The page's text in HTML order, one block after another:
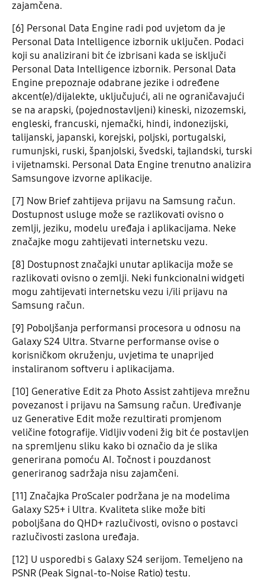
zajamčena.
[6] Personal Data Engine radi pod uvjetom da je
Personal Data Intelligence izbornik uključen. Podaci
koji su analizirani bit će izbrisani kada se isključi
Personal Data Intelligence izbornik. Personal Data
Engine prepoznaje odabrane jezike i određene
akcent(e)/dijalekte, uključujući, ali ne ograničavajući
se na arapski, (pojednostavljeni) kineski, nizozemski,
engleski, francuski, njemački, hindi, indonezijski,
talijanski, japanski, korejski, poljski, portugalski,
rumunjski, ruski, španjolski, švedski, tajlandski, turski
i vijetnamski. Personal Data Engine trenutno analizira
Samsungove izvorne aplikacije.
[7] Now Brief zahtijeva prijavu na Samsung račun.
Dostupnost usluge može se razlikovati ovisno o
zemlji, jeziku, modelu uređaja i aplikacijama. Neke
značajke mogu zahtijevati internetsku vezu.
[8] Dostupnost značajki unutar aplikacija može se
razlikovati ovisno o zemlji. Neki funkcionalni widgeti
mogu zahtijevati internetsku vezu i/ili prijavu na
Samsung račun.
[9] Poboljšanja performansi procesora u odnosu na
Galaxy S24 Ultra. Stvarne performanse ovise o
korisničkom okruženju, uvjetima te unaprijed
instaliranom softveru i aplikacijama.
[10] Generative Edit za Photo Assist zahtijeva mrežnu
povezanost i prijavu na Samsung račun. Uređivanje
uz Generative Edit može rezultirati promjenom
veličine fotografije. Vidljiv vodeni žig bit će postavljen
na spremljenu sliku kako bi označio da je slika
generirana pomoću AI. Točnost i pouzdanost
generiranog sadržaja nisu zajamčeni.
[11] Značajka ProScaler podržana je na modelima
Galaxy S25+ i Ultra. Kvaliteta slike može biti
poboljšana do QHD+ razlučivosti, ovisno o postavci
razlučivosti zaslona uređaja.
[12] U usporedbi s Galaxy S24 serijom. Temeljeno na
PSNR (Peak Signal-to-Noise Ratio) testu.